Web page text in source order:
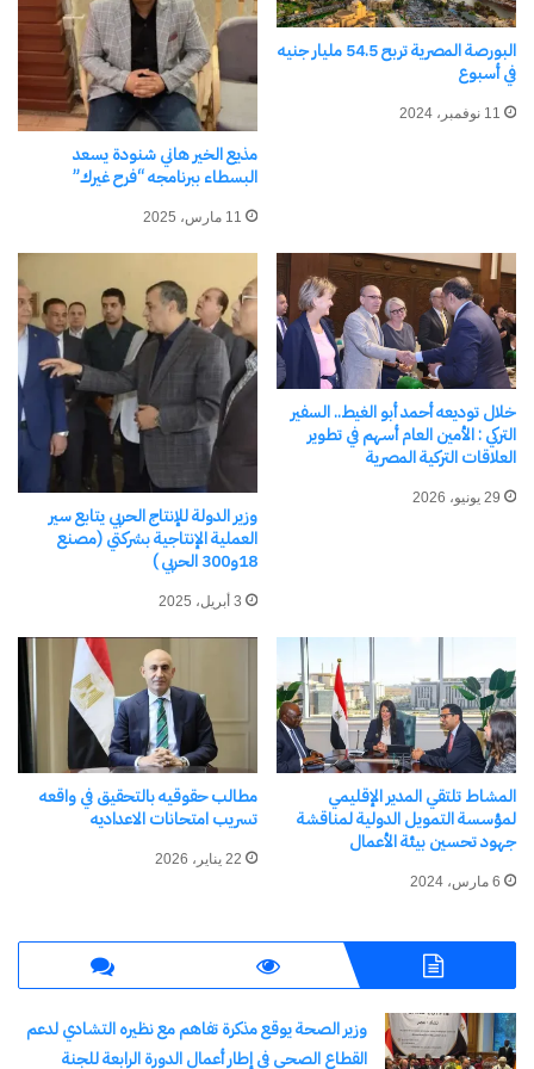
البورصة المصرية تربح 54.5 مليار جنيه
في أسبوع
11 نوفمبر، 2024
مذيع الخير هاني شنودة يسعد
البسطاء ببرنامجه “فرح غيرك”
11 مارس، 2025
خلال توديعه أحمد أبو الغيط.. السفير
التركي : الأمين العام أسهم في تطوير
العلاقات التركية المصرية
29 يونيو، 2026
وزير الدولة للإنتاج الحربي يتابع سير
العملية الإنتاجية بشركتي (مصنع
18و300 الحربي )
3 أبريل، 2025
المشاط تلتقي المدير الإقليمي
لمؤسسة التمويل الدولية لمناقشة
جهود تحسين بيئة الأعمال
6 مارس، 2024
مطالب حقوقيه بالتحقيق في واقعه
تسريب امتحانات الاعداديه
22 يناير، 2026
وزير الصحة يوقع مذكرة تفاهم مع نظيره التشادي لدعم
القطاع الصحي في إطار أعمال الدورة الرابعة للجنة